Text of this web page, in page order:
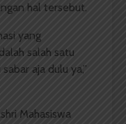
hal tersebut.
yang
salah satu
aja dulu ya,”
Mahasiswa